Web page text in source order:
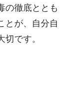
の徹底ととも
とが、自分自
です。